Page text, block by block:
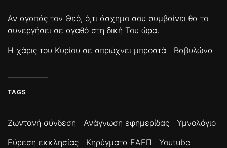
Αν αγαπάς τον Θεό, ό,τι άσχημο σου συμβαίνει θα το
συνεργήσει σε αγαθό στη δική Του ώρα.
Η χάρις του Κυρίου σε σπρώχνει μπροστά
Βαβυλώνα
TAGS
Ζωντανή σύνδεση Ανάγνωση εφημερίδας
Υμνολόγιο
Εύρεση εκκλησίας
Κηρύγματα ΕΑΕΠ
Youtube